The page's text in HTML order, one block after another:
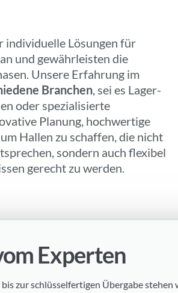
individuelle Lösungen für
und gewährleisten die
Unsere Erfahrung im
Branchen, sei es Lager-
oder spezialisierte
Planung, hochwertige
Hallen zu schaffen, die nicht
sondern auch flexibel
gerecht zu werden.
Experten
zur schlüsselfertigen Übergabe stehen